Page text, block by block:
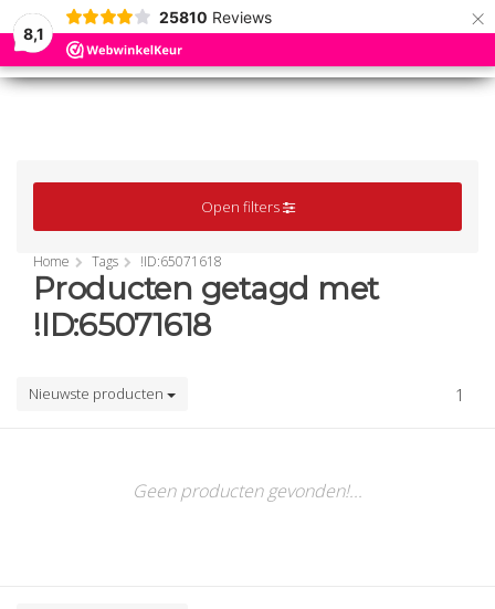
8,1
25810 Reviews ×
MENU
MENU
Open filters
Home Tags !ID:65071618
Producten getagd met
!ID:65071618
Nieuwste producten 1
Geen producten gevonden!...